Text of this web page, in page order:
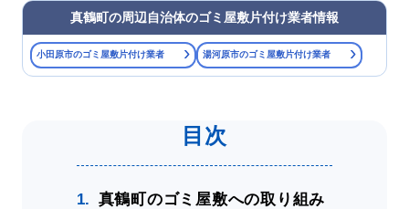
真鶴町の周辺自治体のゴミ屋敷片付け業者情報
小田原市のゴミ屋敷片付け業者 › 湯河原市のゴミ屋敷片付け業者 ›
真鶴町のゴミ屋敷への取り組み